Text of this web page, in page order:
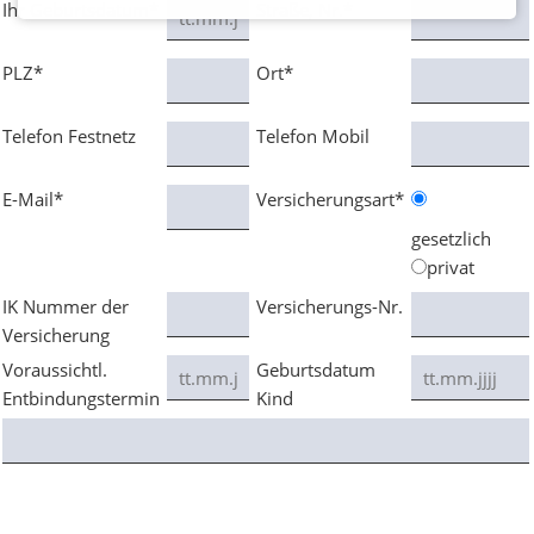
Rückbildung
Geburtsvorbereitung
Wochenende
Aktive
Ihr Geburtsdatum*
PLZ* Ort*
Telefon Festnetz Telefon Mobil
E-Mail*
Versicherungsart*
gesetzlich
privat
IK Nummer der
Versicherung
Versicherungs-Nr.
Voraussichtl.
Entbindungstermin
Geburtsdatum
Kind